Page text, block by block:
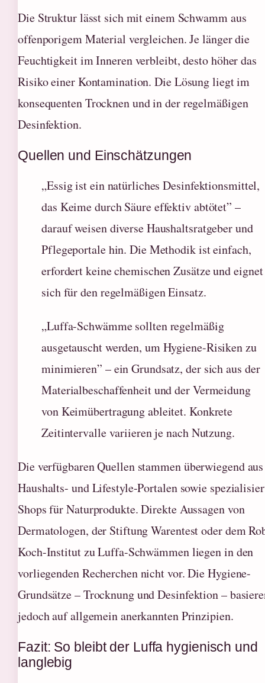
Die Struktur lässt sich mit einem Schwamm aus
offenporigem Material vergleichen. Je länger die
Feuchtigkeit im Inneren verbleibt, desto höher das
Risiko einer Kontamination. Die Lösung liegt im
konsequenten Trocknen und in der regelmäßigen
Desinfektion.
Quellen und Einschätzungen
„Essig ist ein natürliches Desinfektionsmittel,
das Keime durch Säure effektiv abtötet” –
darauf weisen diverse Haushaltsratgeber und
Pflegeportale hin. Die Methodik ist einfach,
erfordert keine chemischen Zusätze und eignet
sich für den regelmäßigen Einsatz.
„Luffa-Schwämme sollten regelmäßig
ausgetauscht werden, um Hygiene-Risiken zu
minimieren” – ein Grundsatz, der sich aus der
Materialbeschaffenheit und der Vermeidung
von Keimübertragung ableitet. Konkrete
Zeitintervalle variieren je nach Nutzung.
Die verfügbaren Quellen stammen überwiegend aus
Haushalts- und Lifestyle-Portalen sowie
Shops für Naturprodukte. Direkte Aussagen von
Dermatologen, der Stiftung Warentest oder dem
Koch-Institut zu Luffa-Schwämmen liegen in den
vorliegenden Recherchen nicht vor. Die Hygiene-
Grundsätze – Trocknung und Desinfektion –
jedoch auf allgemein anerkannten Prinzipien.
Fazit: So bleibt der Luffa hygienisch und
langlebig